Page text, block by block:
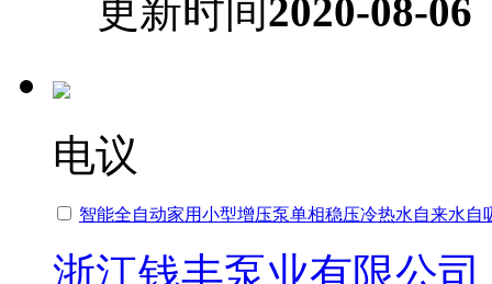
更新时间2020-08-06
电议
智能全自动家用小型增压泵单相稳压冷热水自来水自
浙江钱丰泵业有限公司